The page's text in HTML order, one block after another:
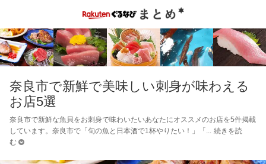
奈良市で新鮮で美味しい刺身が味わえる
お店5選
奈良市で新鮮な魚貝をお刺身で味わいたいあなたにオススメのお店を5件掲載
しています。奈良市で「旬の魚と日本酒で1杯やりたい！」「
続きを読
む